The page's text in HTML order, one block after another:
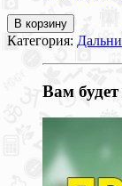
В корзину
Категория:
Вам будет